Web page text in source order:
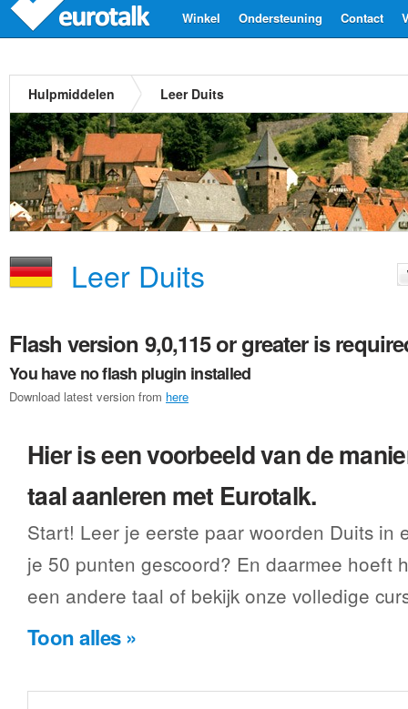
Contact
Ondersteuning
Winkel
Hulpmiddelen Leer Duits
Leer Duits
Flash version 9,0,115 or greater is
You have no flash plugin installed
Download latest version from here
Hier is een voorbeeld van de
taal aanleren met Eurotalk.
Start! Leer je eerste paar woorden Duits in
je 50 punten gescoord? En daarmee hoeft
een andere taal of bekijk onze volledige
Toon alles »